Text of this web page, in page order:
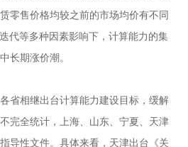
零售价格均较之前的市场均价有不同
代等多种因素影响下，计算能力的集
长期涨价潮。
省相继出台计算能力建设目标，缓解
完全统计，上海、山东、宁夏、天津
导性文件。具体来看，天津出台《关